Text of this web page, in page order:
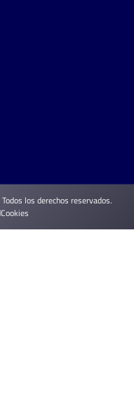
los derechos reservados.
Cookies